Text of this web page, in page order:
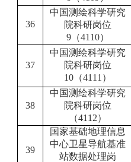
36
中国测绘科学研究
院科研岗位
9（4110）
37
中国测绘科学研究
院科研岗位
10（4111）
38
中国测绘科学研究
院科研岗位
（4112）
39
国家基础地理信息
中心卫星导航基准
站数据处理岗